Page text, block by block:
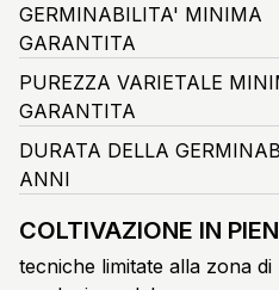
GERMINABILITA' MINIMA
GARANTITA
PUREZZA VARIETALE
GARANTITA
DURATA DELLA
ANNI
COLTIVAZIONE IN
tecniche limitate alla zona di